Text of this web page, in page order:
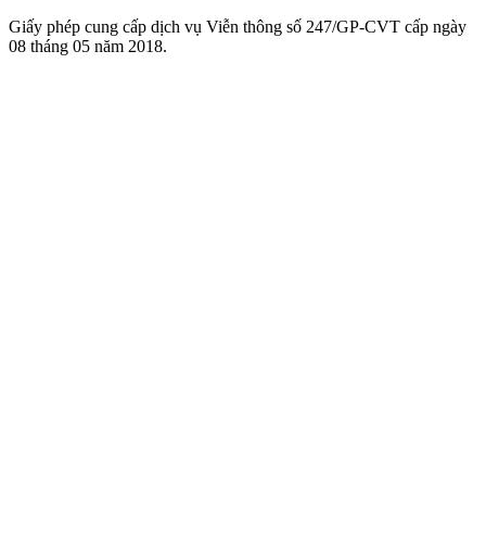
Giấy phép cung cấp dịch vụ Viễn thông số 247/GP-CVT cấp ngày
08 tháng 05 năm 2018.